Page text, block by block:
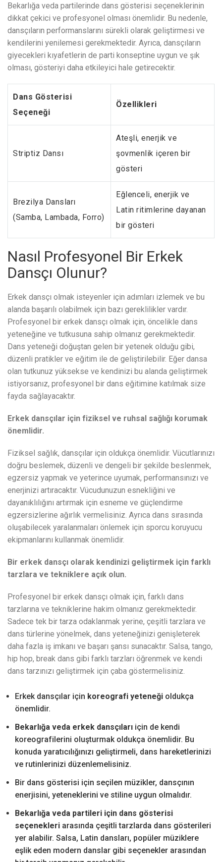
Bekarlığa veda partilerinde dans gösterisi seçeneklerinin
dikkat çekici ve profesyonel olması önemlidir. Bu nedenle,
dansçıların performanslarını sürekli olarak geliştirmesi ve
kendilerini yenilemesi gerekmektedir. Ayrıca, dansçıların
giyecekleri kıyafetlerin de parti konseptine uygun ve şık
olması, gösteriyi daha etkileyici hale getirecektir.
Dans Gösterisi
Seçeneği
Özellikleri
Striptiz Dansı
Ateşli, enerjik ve
şovmenlik içeren bir
gösteri
Brezilya Dansları
(Samba, Lambada, Forro)
Eğlenceli, enerjik ve
Latin ritimlerine dayanan
bir gösteri
Nasıl Profesyonel Bir Erkek
Dansçı Olunur?
Erkek dansçı olmak isteyenler için adımları izlemek ve bu
alanda başarılı olabilmek için bazı gereklilikler vardır.
Profesyonel bir erkek dansçı olmak için, öncelikle dans
yeteneğine ve tutkusuna sahip olmanız gerekmektedir.
Dans yeteneği doğuştan gelen bir yetenek olduğu gibi,
düzenli pratikler ve eğitim ile de geliştirilebilir. Eğer dansa
olan tutkunuz yüksekse ve kendinizi bu alanda geliştirmek
istiyorsanız, profesyonel bir dans eğitimine katılmak size
fayda sağlayacaktır.
Erkek dansçılar için fiziksel ve ruhsal sağlığı korumak
önemlidir.
Fiziksel sağlık, dansçılar için oldukça önemlidir. Vücutlarınızı
doğru beslemek, düzenli ve dengeli bir şekilde beslenmek,
egzersiz yapmak ve yeterince uyumak, performansınızı ve
enerjinizi artıracaktır. Vücudunuzun esnekliğini ve
dayanıklılığını artırmak için esneme ve güçlendirme
egzersizlerine ağırlık vermelisiniz. Ayrıca dans sırasında
oluşabilecek yaralanmaları önlemek için sporcu koruyucu
ekipmanlarını kullanmak önemlidir.
Bir erkek dansçı olarak kendinizi geliştirmek için farklı
tarzlara ve tekniklere açık olun.
Profesyonel bir erkek dansçı olmak için, farklı dans
tarzlarına ve tekniklerine hakim olmanız gerekmektedir.
Sadece tek bir tarza odaklanmak yerine, çeşitli tarzlara ve
dans türlerine yönelmek, dans yeteneğinizi genişleterek
daha fazla iş imkanı ve başarı şansı sunacaktır. Salsa, tango,
hip hop, break dans gibi farklı tarzları öğrenmek ve kendi
dans tarzınızı geliştirmek için çaba göstermelisiniz.
Erkek dansçılar için koreografi yeteneği oldukça
önemlidir.
Bekarlığa veda erkek dansçıları için de kendi
koreografilerini oluşturmak oldukça önemlidir. Bu
konuda yaratıcılığınızı geliştirmeli, dans hareketlerinizi
ve rutinlerinizi düzenlemelisiniz.
Bir dans gösterisi için seçilen müzikler, dansçının
enerjisini, yeteneklerini ve stiline uygun olmalıdır.
Bekarlığa veda partileri için dans gösterisi
seçenekleri arasında çeşitli tarzlarda dans gösterileri
yer alabilir. Salsa, Latin dansları, popüler müziklere
eşlik eden modern danslar gibi seçenekler arasından